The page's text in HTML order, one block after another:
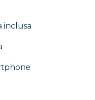
inclusa